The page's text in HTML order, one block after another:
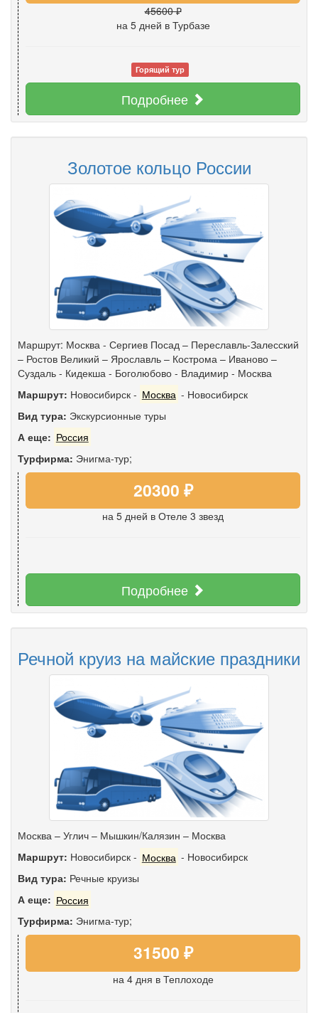
45600 ₽
на 5 дней в Турбазе
Горящий тур
Подробнее
Золотое кольцо России
Маршрут: Москва - Сергиев Посад – Переславль-Залесский
– Ростов Великий – Ярославль – Кострома – Иваново –
Суздаль - Кидекша - Боголюбово - Владимир - Москва
Маршрут: Новосибирск - Москва - Новосибирск
Вид тура: Экскурсионные туры
А еще: Россия
Турфирма: Энигма-тур;
20300 ₽
на 5 дней в Отеле 3 звезд
Подробнее
Речной круиз на майские праздники
Москва – Углич – Мышкин/Калязин – Москва
Маршрут: Новосибирск - Москва - Новосибирск
Вид тура: Речные круизы
А еще: Россия
Турфирма: Энигма-тур;
31500 ₽
на 4 дня в Теплоходе